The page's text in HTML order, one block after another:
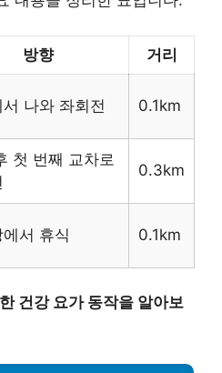
방향 거리
나와 좌회전 0.1km
첫 번째 교차로
0.3km
서 휴식 0.1km
건강 요가 동작을 알아보